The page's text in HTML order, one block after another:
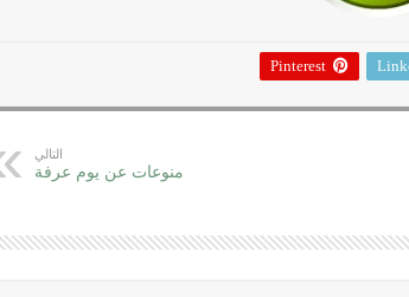
Pinterest
التالي
منوعات عن يوم عرفة